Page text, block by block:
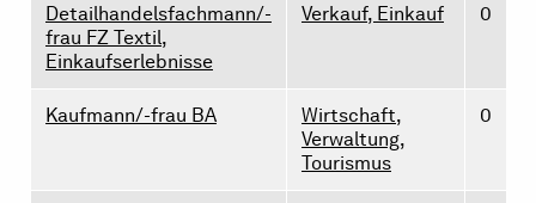
Detailhandelsfachmann/-
frau FZ Textil,
Einkaufserlebnisse
Verkauf, Einkauf 0
Kaufmann/-frau BA
Wirtschaft,
Verwaltung,
Tourismus
0